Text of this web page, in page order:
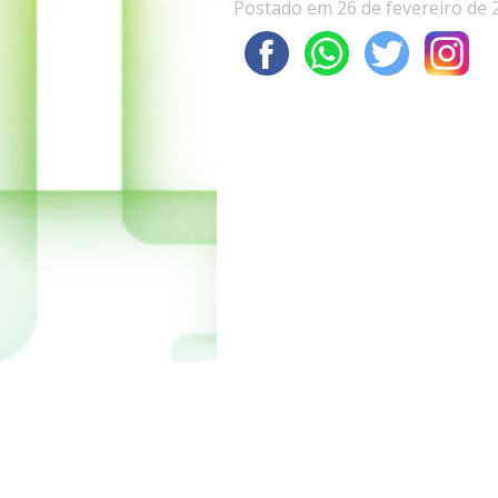
Postado em 26 de fevereiro de